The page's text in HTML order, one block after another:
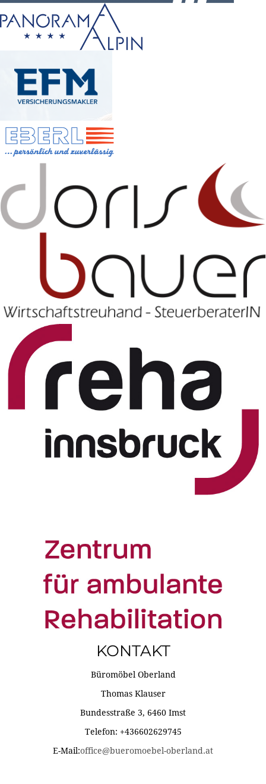
KONTAKT
Büromöbel Oberland
Thomas Klauser
Bundesstraße 3, 6460 Imst
Telefon: +436602629745
E-Mail:office@bueromoebel-oberland.at